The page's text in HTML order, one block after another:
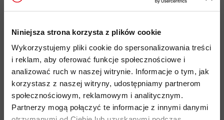
Niniejsza strona korzysta z plików cookie
Wykorzystujemy pliki cookie do spersonalizowania treści
i reklam, aby oferować funkcje społecznościowe i
analizować ruch w naszej witrynie. Informacje o tym, jak
korzystasz z naszej witryny, udostępniamy partnerom
społecznościowym, reklamowym i analitycznym.
Partnerzy mogą połączyć te informacje z innymi danymi
mocowanie do kolca lub głowicy narzędzia
elastyczna taśma w kształcie litery V - krótka na tyle, by nie
przeszkadzała, a jednocześnie rozciągliwa, by zapewnić
pełen zasięg
regulowana długość: od 80 do 135 cm (wraz z karabinkami) -
zapewnia swobodę ruchów
idealna do wspinaczki lodowej, mikstowej oraz na strome
żleby